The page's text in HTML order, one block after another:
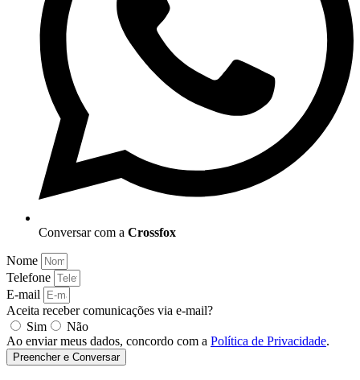
Conversar com a Crossfox
Nome
Telefone
E-mail
Aceita receber comunicações via e-mail?
Sim
Não
Ao enviar meus dados, concordo com a Política de Privacidade.
Preencher e Conversar